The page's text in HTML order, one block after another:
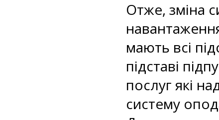
Отже, зміна
мають всі
підставі
послуг які
систему